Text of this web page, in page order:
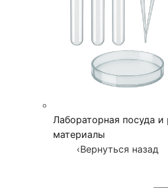
Лабораторная посуда
материалы
‹Вернуться назад